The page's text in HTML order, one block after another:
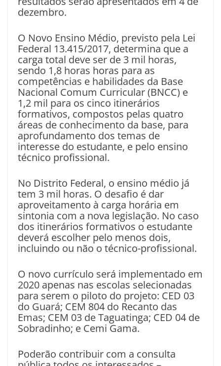
dezembro.
O Novo Ensino Médio, previsto pela Lei
Federal 13.415/2017, determina que a
carga total deve ser de 3 mil horas,
sendo 1,8 horas horas para as
competências e habilidades da Base
Nacional Comum Curricular (BNCC) e
1,2 mil para os cinco itinerários
formativos, compostos pelas quatro
áreas de conhecimento da base, para
aprofundamento dos temas de
interesse do estudante, e pelo ensino
técnico profissional.
No Distrito Federal, o ensino médio já
tem 3 mil horas. O desafio é dar
aproveitamento à carga horária em
sintonia com a nova legislação. No caso
dos itinerários formativos o estudante
deverá escolher pelo menos dois,
incluindo ou não o técnico-profissional.
O novo currículo será implementado em
2020 apenas nas escolas selecionadas
para serem o piloto do projeto: CED 03
do Guará; CEM 804 do Recanto das
Emas; CEM 03 de Taguatinga; CED 04 de
Sobradinho; e Cemi Gama.
Poderão contribuir com a consulta